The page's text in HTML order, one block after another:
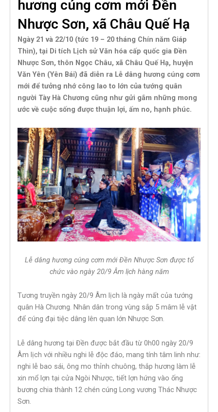
hương cúng cơm mới Đền
Nhược Sơn, xã Châu Quế Hạ
Ngày 21 và 22/10 (tức 19 – 20 tháng Chín năm Giáp
Thìn), tại Di tích Lịch sử Văn hóa cấp quốc gia Đền
Nhược Sơn, thôn Ngọc Châu, xã Châu Quế Hạ, huyện
Văn Yên (Yên Bái) đã diễn ra Lễ dâng hương cúng cơm
mới để tưởng nhớ công lao to lớn của tướng quân
người Tày Hà Chương cũng như gửi gắm những mong
ước về cuộc sống được thuận lợi, ấm no, hạnh phúc.
Lễ dâng hương cúng cơm mới Đền Nhược Sơn được tổ
chức vào ngày 20/9 Âm lịch hàng năm
Tương truyền ngày 20/9 Âm lịch là ngày mất của tướng
quân Hà Chương. Nhân dân trong vùng sắp 5 mâm lễ vật
để cúng đại tiệc dâng lên quan lớn Nhược Sơn.
Lễ dâng hương tại Đền được bắt đầu từ 0h00 ngày 20/9
Âm lịch với nhiều nghi lễ độc đáo, mang tính tâm linh như:
nghi lễ bao sái, ông mo thỉnh chuông, thắp hương làm lễ
xin mổ lợn tại cửa Ngòi Nhược, tiết lợn hứng vào ống
bương chia thành 12 chén cúng Long vương Thác Nhược
Sơn.